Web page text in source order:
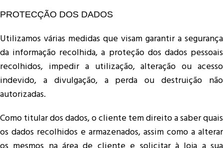
PROTECÇÃO DOS DADOS
Utilizamos várias medidas que visam garantir a segurança
da informação recolhida, a proteção dos dados pessoais
recolhidos, impedir a utilização, alteração ou acesso
indevido, a divulgação, a perda ou destruição não
autorizadas.
Como titular dos dados, o cliente tem direito a saber quais
os dados recolhidos e armazenados, assim como a alterar